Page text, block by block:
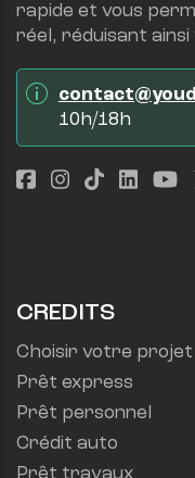
rapide et vous
réel, réduisant ainsi
10h/18h
CREDITS
Choisir votre projet
Prêt express
Prêt personnel
Crédit auto
Prêt travaux